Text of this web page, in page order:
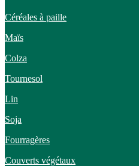
Céréales à paille
Maïs
Colza
Tournesol
Lin
Soja
Fourragères
Couverts végétaux